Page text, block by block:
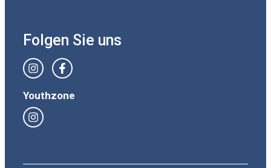
Folgen Sie uns
Youthzone